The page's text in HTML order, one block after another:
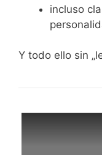
incluso
Y todo ello sin